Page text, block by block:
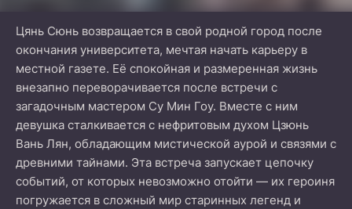
Цянь Сюнь возвращается в свой родной город после
окончания университета, мечтая начать карьеру в
местной газете. Её спокойная и размеренная жизнь
внезапно переворачивается после встречи с
загадочным мастером Су Мин Гоу. Вместе с ним
девушка сталкивается с нефритовым духом Цзюнь
Вань Лян, обладающим мистической аурой и связями с
древними тайнами. Эта встреча запускает цепочку
событий, от которых невозможно отойти — их героиня
погружается в сложный мир старинных легенд и